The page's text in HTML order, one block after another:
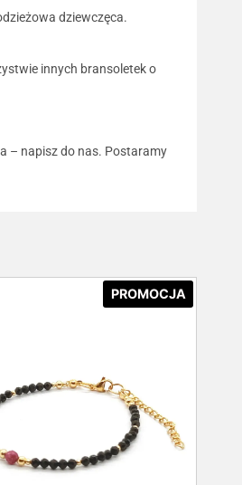
dziewczęca.
innych bransoletek o
– napisz do nas. Postaramy
PROMOCJA